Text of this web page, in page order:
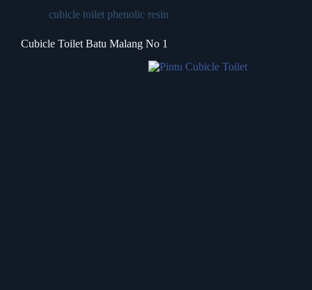
cubicle toilet phenolic resin
Cubicle Toilet Batu Malang No 1